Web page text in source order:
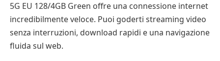
5G EU 128/4GB Green offre una connessione internet
incredibilmente veloce. Puoi goderti streaming video
senza interruzioni, download rapidi e una navigazione
fluida sul web.